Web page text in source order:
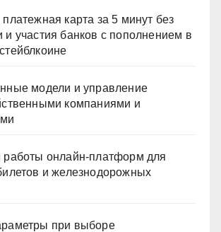
карта за 5 минут без
и участия банков с пополнением в
модели и управление
компаниями и
работы онлайн-платформ для
и железнодорожных
при выборе